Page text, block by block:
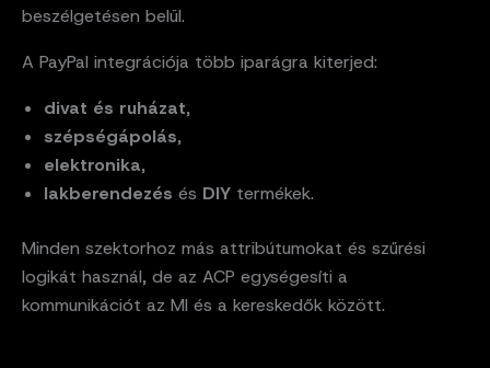
beszélgetésen belül.
A PayPal integrációja több iparágra kiterjed:
divat és ruházat,
szépségápolás,
elektronika,
lakberendezés és DIY termékek.
Minden szektorhoz más attribútumokat és szűrési
logikát használ, de az ACP egységesíti a
kommunikációt az MI és a kereskedők között.